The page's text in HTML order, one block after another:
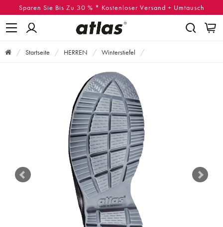
Sparen Sie Bis Zu 30 % * Kostenloser Versand + Umtausch
Startseite HERREN Winterstiefel